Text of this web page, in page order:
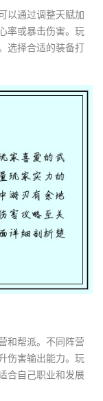
以通过调整天赋加
率或暴击伤害。玩
选择合适的装备打
和帮派。不同阵营
伤害输出能力。玩
合自己职业和发展